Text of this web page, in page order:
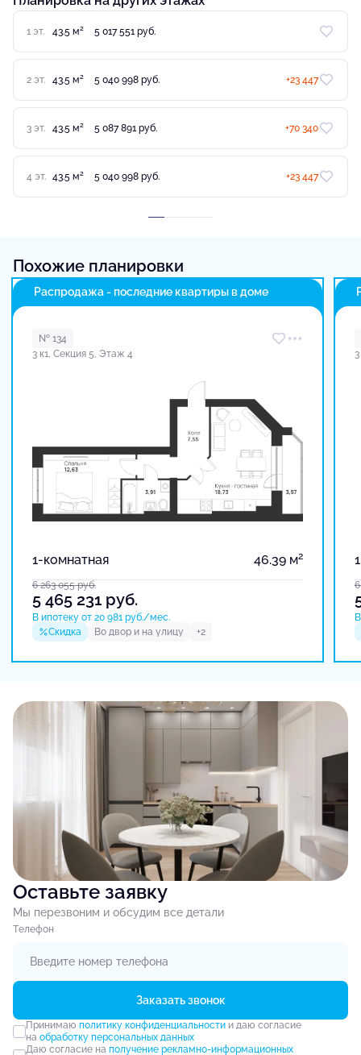
1 эт. 43.5 м2 5 017 551 руб.
2 эт. 43.5 м2 5 040 998 руб. +23 447
3 эт. 43.5 м2 5 087 891 руб. +70 340
4 эт. 43.5 м2 5 040 998 руб. +23 447
Похожие планировки
Распродажа - последние квартиры в доме
№ 134
3 к1, Секция 5, Этаж 4
1-комнатная 46.39 м2
6 263 055руб.
5 465 231 руб.
В ипотеку от 20 981 руб./мес.
Скидка
Во двор и на улицу +2
Оставьте заявку
Мы перезвоним и обсудим все детали
Tелефон
Заказать звонок
Принимаю политику конфиденциальностии даю согласие
на обработку персональных данных
Даю согласие на получение рекламно-информационных